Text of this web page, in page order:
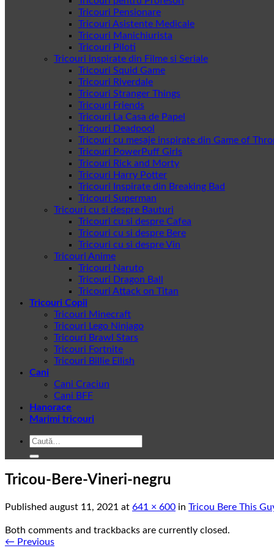
Tricouri Pensionare
Tricouri Asistente Medicale
Tricouri Manichiurista
Tricouri Piloti
Tricouri inspirate din Filme si Seriale
Tricouri Squid Game
Tricouri Riverdale
Tricouri Stranger Things
Tricouri Friends
Tricouri La Casa de Papel
Tricouri Deadpool
Tricouri cu mesaje inspirate din Game of
Tricouri PowerPuff Girls
Tricouri Rick and Morty
Tricouri Harry Potter
Tricouri Inspirate din Breaking Bad
Tricouri Superman
Tricouri cu si despre Bauturi
Tricouri cu si despre Cafea
Tricouri cu si despre Bere
Tricouri cu si despre Vin
Tricouri Anime
Tricouri Naruto
Tricouri Dragon Ball
Tricouri Attack on Titan
Tricouri Copii
Tricouri Minecraft
Tricouri Lego Ninjago
Tricouri Brawl Stars
Tricouri Fortnite
Tricouri Billie Eilish
Cani
Cani Craciun
Cani BFF
Hanorace
Marimi tricouri
Caută
Tricou-Bere-Vineri-negru
Published august 11, 2021 at 641 × 600 in Tricou Bere This
Both comments and trackbacks are currently closed.
← Previous